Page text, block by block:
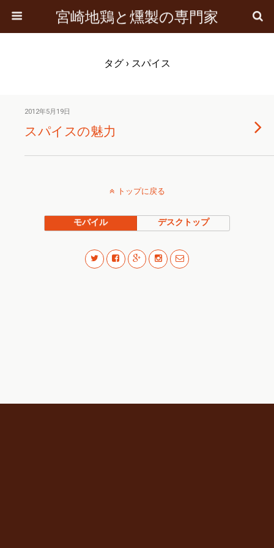
宮崎地鶏と燻製の専門家
タグ › スパイス
2012年5月19日
スパイスの魅力
トップに戻る
モバイル デスクトップ